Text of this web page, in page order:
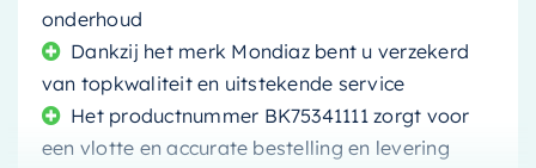
onderhoud
Dankzij het merk Mondiaz bent u verzekerd
van topkwaliteit en uitstekende service
Het productnummer BK75341111 zorgt voor
een vlotte en accurate bestelling en levering